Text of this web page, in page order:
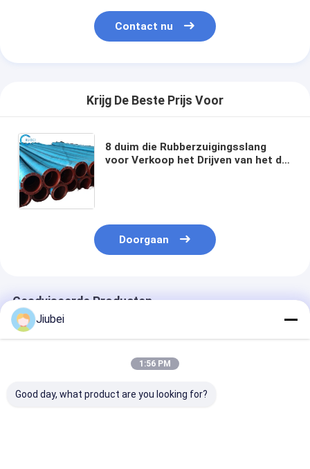
Contact nu
Krijg De Beste Prijs Voor
8 duim die Rubberzuigingsslang
voor Verkoop het Drijven van het de
Doorgaan
Geadviseerde Producten
Jiubei
1:56 PM
Good day, what product are you looking for?